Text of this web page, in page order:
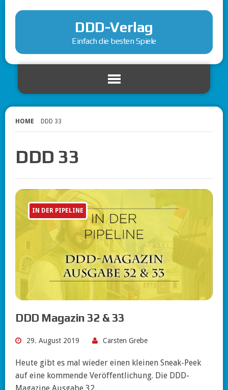
DDD-Verlag
Einfach die besten Spiele
HOME DDD 33
DDD 33
IN DER PIPELINE
DDD Magazin 32 & 33
29. August 2019 Carsten Grebe
Heute gibt es mal wieder einen kleinen Sneak-Peek
auf eine kommende Veröffentlichung. Die DDD-